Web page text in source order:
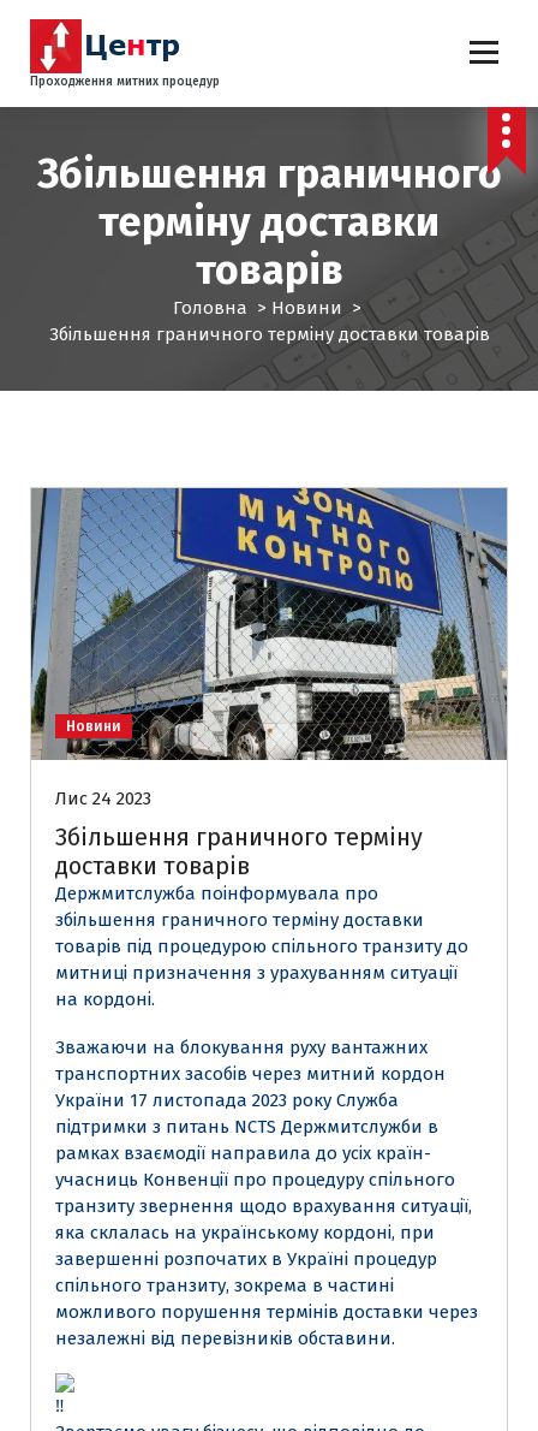
Проходження митних процедур
Збільшення граничного
терміну доставки
товарів
Головна > Новини >
Збільшення граничного терміну доставки товарів
Новини
Лис 24 2023
Збільшення граничного терміну
доставки товарів
Держмитслужба поінформувала про
збільшення граничного терміну доставки
товарів під процедурою спільного транзиту до
митниці призначення з урахуванням ситуації
на кордоні.
Зважаючи на блокування руху вантажних
транспортних засобів через митний кордон
України 17 листопада 2023 року Служба
підтримки з питань NCTS Держмитслужби в
рамках взаємодії направила до усіх країн-
учасниць Конвенції про процедуру спільного
транзиту звернення щодо врахування ситуації,
яка склалась на українському кордоні, при
завершенні розпочатих в Україні процедур
спільного транзиту, зокрема в частині
можливого порушення термінів доставки через
незалежні від перевізників обставини.